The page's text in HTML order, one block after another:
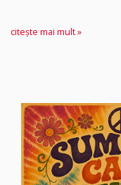
citește mai mult »